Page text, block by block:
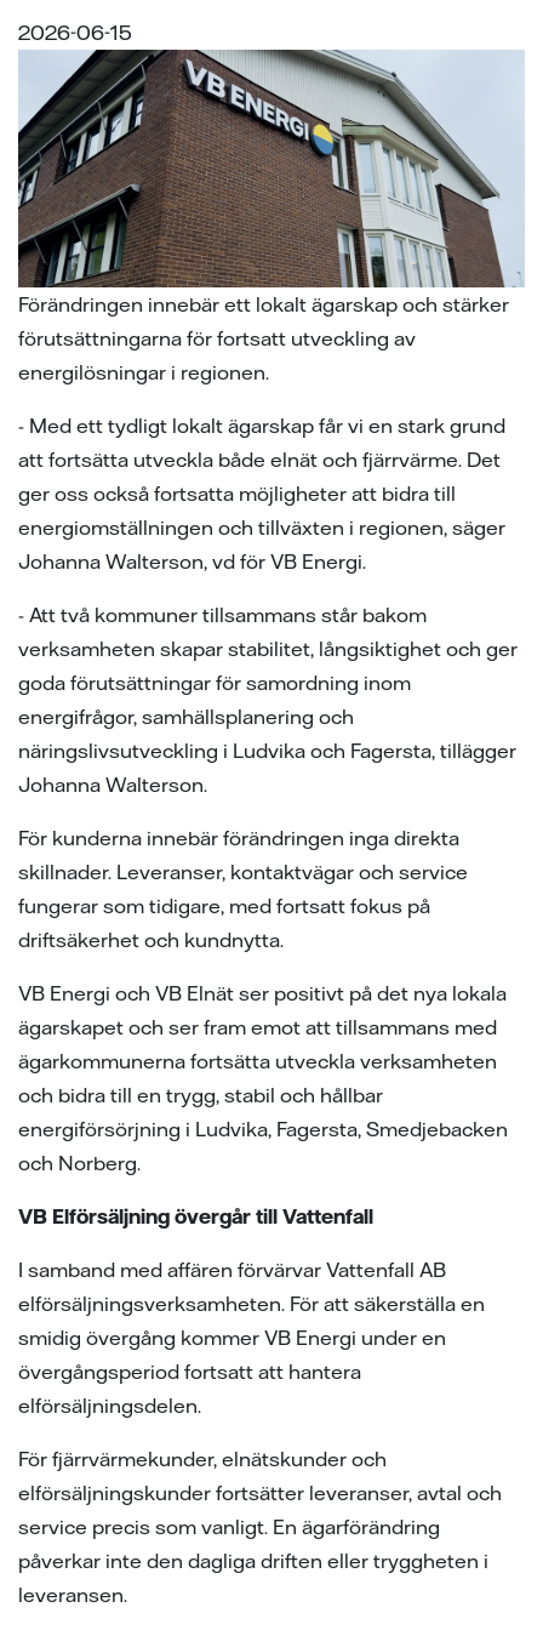
vid avtalstecknande
innan man
svar
svar
av våra ledningar
elprylar när det åskar
projekt
2026-06-15
Förändringen innebär ett lokalt ägarskap och stärker
förutsättningarna för fortsatt utveckling av
energilösningar i regionen.
- Med ett tydligt lokalt ägarskap får vi en stark grund
att fortsätta utveckla både elnät och fjärrvärme. Det
ger oss också fortsatta möjligheter att bidra till
energiomställningen och tillväxten i regionen, säger
Johanna Walterson, vd för VB Energi.
- Att två kommuner tillsammans står bakom
verksamheten skapar stabilitet, långsiktighet och ger
goda förutsättningar för samordning inom
energifrågor, samhällsplanering och
näringslivsutveckling i Ludvika och Fagersta, tillägger
Johanna Walterson.
För kunderna innebär förändringen inga direkta
skillnader. Leveranser, kontaktvägar och service
fungerar som tidigare, med fortsatt fokus på
driftsäkerhet och kundnytta.
VB Energi och VB Elnät ser positivt på det nya lokala
ägarskapet och ser fram emot att tillsammans med
ägarkommunerna fortsätta utveckla verksamheten
och bidra till en trygg, stabil och hållbar
energiförsörjning i Ludvika, Fagersta, Smedjebacken
och Norberg.
VB Elförsäljning övergår till Vattenfall
I samband med affären förvärvar Vattenfall AB
elförsäljningsverksamheten. För att säkerställa en
smidig övergång kommer VB Energi under en
övergångsperiod fortsatt att hantera
elförsäljningsdelen.
För fjärrvärmekunder, elnätskunder och
elförsäljningskunder fortsätter leveranser, avtal och
service precis som vanligt. En ägarförändring
påverkar inte den dagliga driften eller tryggheten i
leveransen.